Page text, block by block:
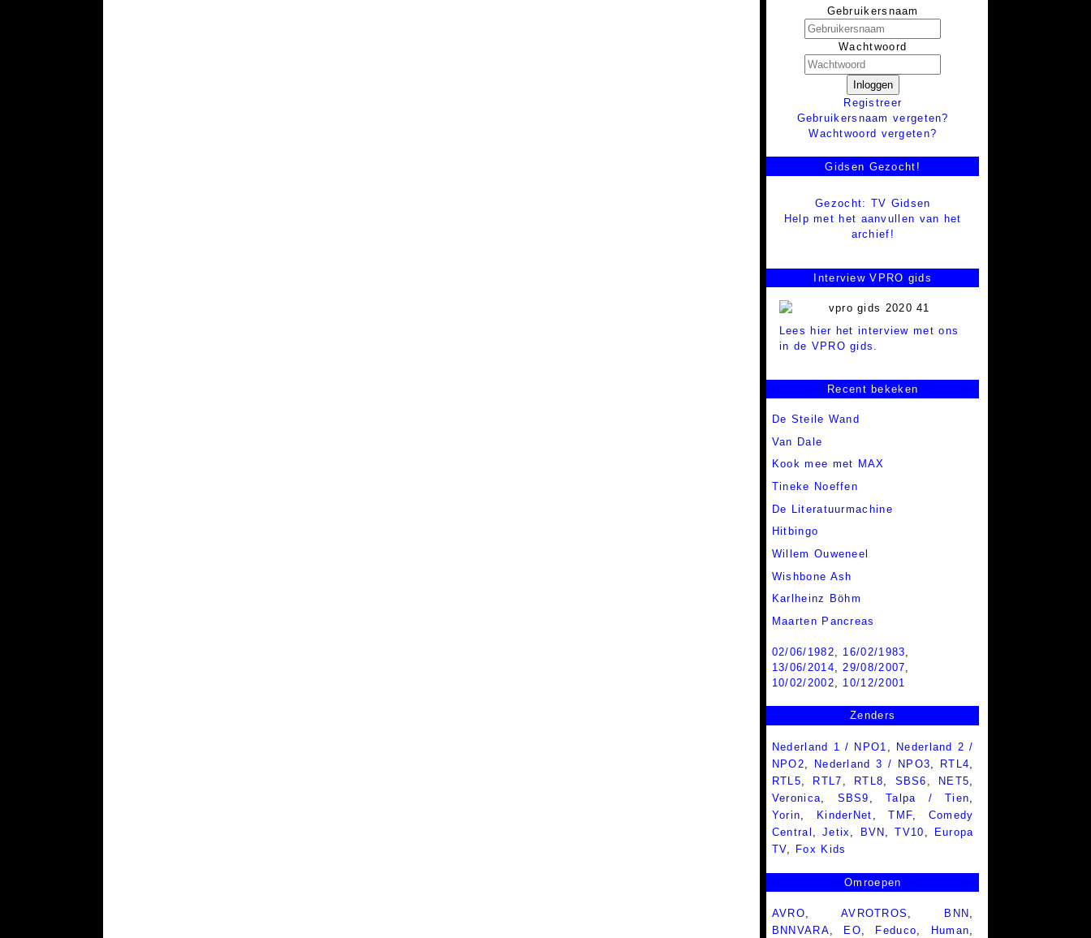
Gebruikersnaam
Wachtwoord
Inloggen
Registreer
Gebruikersnaam vergeten?
Wachtwoord vergeten?
Gidsen Gezocht!
Gezocht: TV Gidsen
Help met het aanvullen van het
archief!
Interview VPRO gids
Lees hier het interview met ons
in de VPRO gids.
Recent bekeken
De Steile Wand
Van Dale
Kook mee met MAX
Tineke Noeffen
De Literatuurmachine
Hitbingo
Willem Ouweneel
Wishbone Ash
Karlheinz Böhm
Maarten Pancreas
02/06/1982, 16/02/1983,
13/06/2014,29/08/2007,
10/02/2002, 10/12/2001
Zenders
Nederland 1 / NPO1
Nederland 2 /
NPO2
Nederland 3 / NPO3 RTL4
RTL5
RTL7 RTL8 SBS6 NET5
Veronica
SBS9 ,Talpa / Tien
Yorin
KinderNet ,TMF
Comedy
Central
Jetix BVN ,TV10
Europa
TV
Fox Kids
Omroepen
AVRO, AVROTROS , BNN ,
BNNVARA, EO, Feduco, Human,